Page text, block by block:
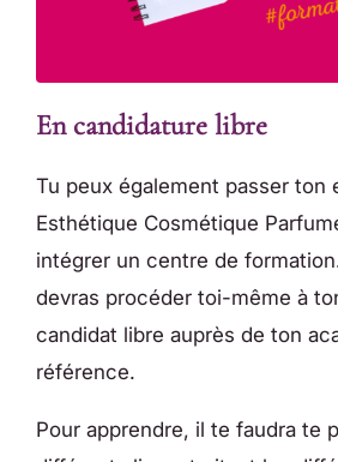
En candidature libre
Tu peux également passer ton
Esthétique Cosmétique
intégrer un centre de
devras procéder toi-même à
candidat libre auprès de ton
référence.
Pour apprendre, il te faudra te